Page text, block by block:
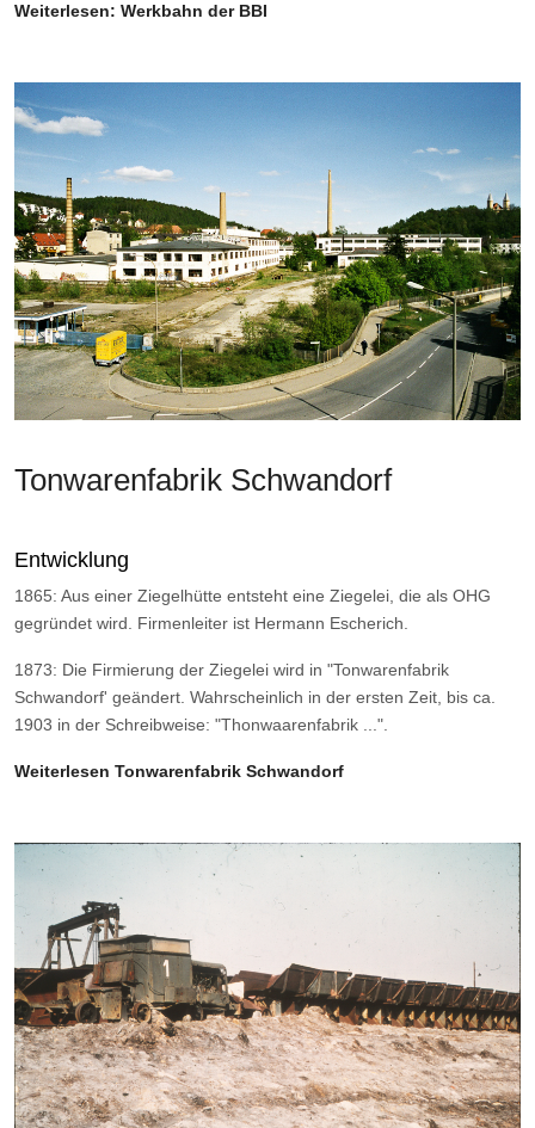
Weiterlesen: Werkbahn der BBI
Tonwarenfabrik Schwandorf
Entwicklung
1865: Aus einer Ziegelhütte entsteht eine Ziegelei, die als OHG
gegründet wird. Firmenleiter ist Hermann Escherich.
1873: Die Firmierung der Ziegelei wird in "Tonwarenfabrik
Schwandorf' geändert. Wahrscheinlich in der ersten Zeit, bis ca.
1903 in der Schreibweise: "Thonwaarenfabrik ...".
Weiterlesen Tonwarenfabrik Schwandorf